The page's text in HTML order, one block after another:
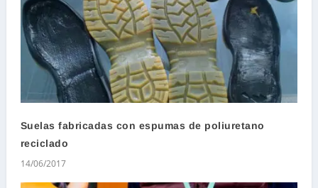
Suelas fabricadas con espumas de poliuretano
reciclado
14/06/2017